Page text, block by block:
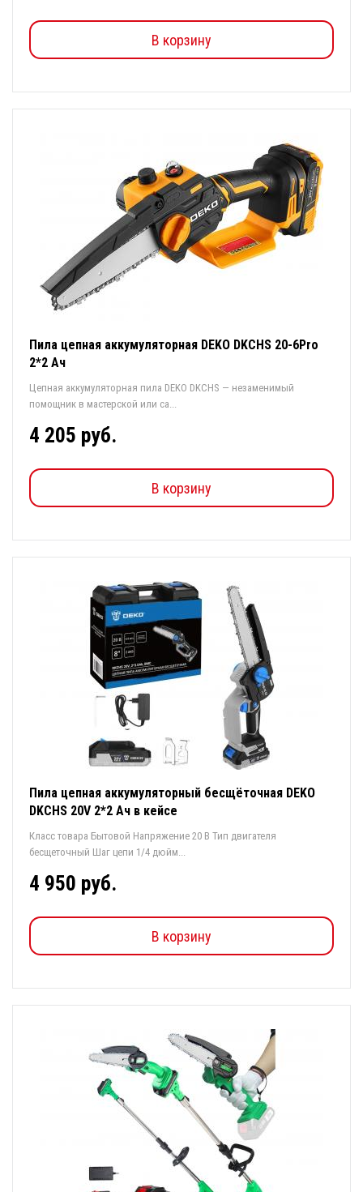
В корзину
Пила цепная аккумуляторная DEKO DKCHS 20-6Pro
2*2 Ач
Цепная аккумуляторная пила DEKO DKCHS — незаменимый
помощник в мастерской или са...
4 205 руб.
В корзину
Пила цепная аккумуляторный бесщёточная DEKO
DKCHS 20V 2*2 Ач в кейсе
Класс товара Бытовой Напряжение 20 В Тип двигателя
бесщеточный Шаг цепи 1/4 дюйм...
4 950 руб.
В корзину